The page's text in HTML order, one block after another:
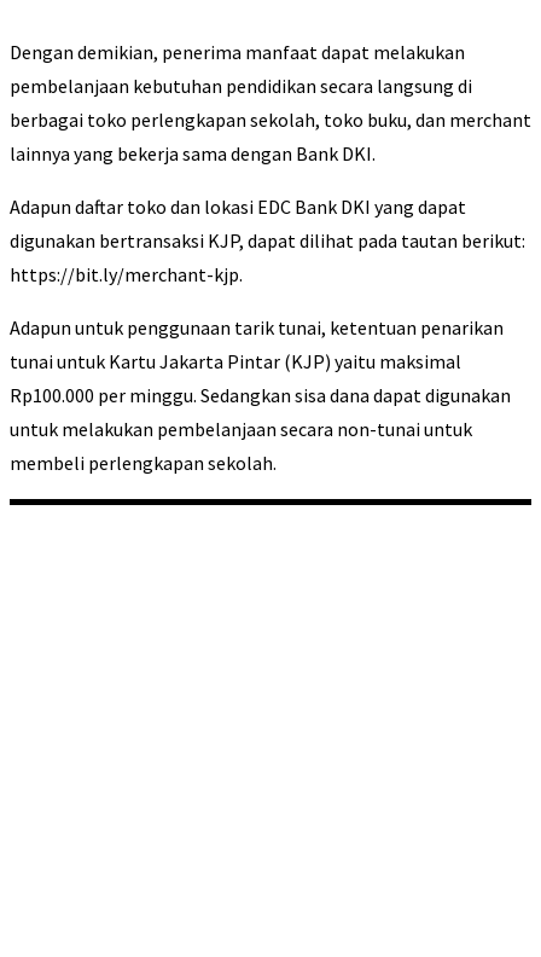
Dengan demikian, penerima manfaat dapat melakukan
pembelanjaan kebutuhan pendidikan secara langsung di
berbagai toko perlengkapan sekolah, toko buku, dan merchant
lainnya yang bekerja sama dengan Bank DKI.
Adapun daftar toko dan lokasi EDC Bank DKI yang dapat
digunakan bertransaksi KJP, dapat dilihat pada tautan berikut:
https://bit.ly/merchant-kjp.
Adapun untuk penggunaan tarik tunai, ketentuan penarikan
tunai untuk Kartu Jakarta Pintar (KJP) yaitu maksimal
Rp100.000 per minggu. Sedangkan sisa dana dapat digunakan
untuk melakukan pembelanjaan secara non-tunai untuk
membeli perlengkapan sekolah.